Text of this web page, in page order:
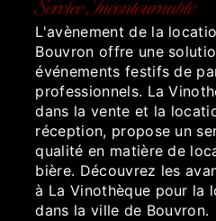
Service Incontournable
L'avènement de la
Bouvron offre une
événements festifs de
professionnels. La
dans la vente et la
réception, propose un
qualité en matière de
bière. Découvrez les
à La Vinothèque pour la
dans la ville de Bouvron.